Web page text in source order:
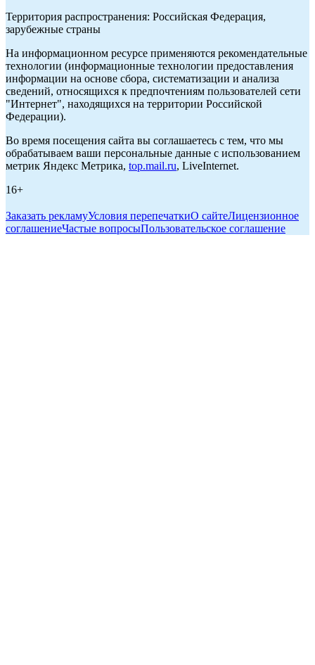
Территория распространения: Российская Федерация,
зарубежные страны
На информационном ресурсе применяются рекомендательные
технологии (информационные технологии предоставления
информации на основе сбора, систематизации и анализа
сведений, относящихся к предпочтениям пользователей сети
"Интернет", находящихся на территории Российской
Федерации).
Во время посещения сайта вы соглашаетесь с тем, что мы
обрабатываем ваши персональные данные с использованием
метрик Яндекс Метрика, top.mail.ru, LiveInternet.
16+
Заказать рекламуУсловия перепечаткиО сайтеЛицензионное
соглашениеЧастые вопросыПользовательское соглашение